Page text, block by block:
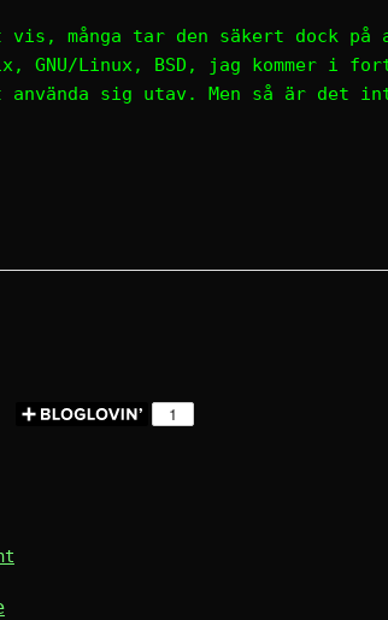
många tar den säkert dock
GNU/Linux, BSD, jag kommer i
använda sig utav. Men så är det